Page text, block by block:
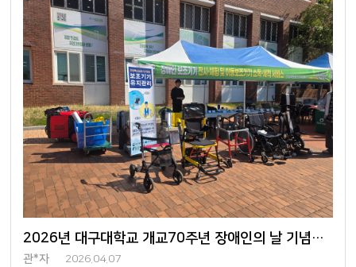
2026년 대구대학교 개교70주년 장애인의 날 기념행사 참여
관*자 2026.04.07